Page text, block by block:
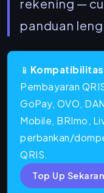
rekening —
panduan
📱 Kompatibilitas
Pembayaran
GoPay, OVO,
Mobile, BRImo,
perbankan/
QRIS.
Top Up